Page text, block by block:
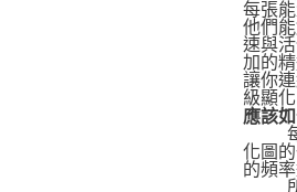
每張
他們
速與
加的
讓你
級顯
應該
化圖
的頻